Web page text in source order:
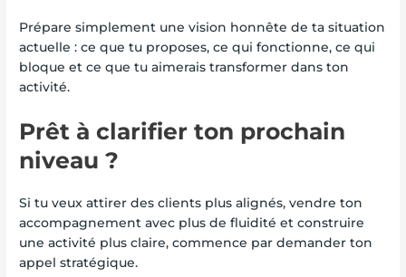
Prépare simplement une vision honnête de ta situation
actuelle : ce que tu proposes, ce qui fonctionne, ce qui
bloque et ce que tu aimerais transformer dans ton
activité.
Prêt à clarifier ton prochain
niveau ?
Si tu veux attirer des clients plus alignés, vendre ton
accompagnement avec plus de fluidité et construire
une activité plus claire, commence par demander ton
appel stratégique.